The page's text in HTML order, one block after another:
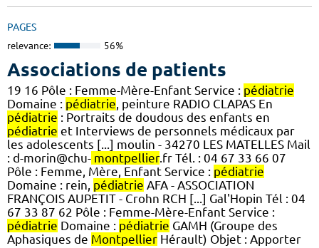
PAGES
relevance: 56%
Associations de patients
19 16 Pôle : Femme-Mère-Enfant Service : pédiatrie
Domaine : pédiatrie , peinture RADIO CLAPAS En
pédiatrie : Portraits de doudous des enfants en
pédiatrie et Interviews de personnels médicaux par
les adolescents [...] moulin - 34270 LES MATELLES Mail
: d-morin@chu- montpellier.fr Tél. : 04 67 33 66 07
Pôle : Femme, Mère, Enfant Service : pédiatrie
Domaine : rein, pédiatrie AFA - ASSOCIATION
FRANÇOIS AUPETIT - Crohn RCH [...] Gal'Hopin Tél : 04
67 33 87 62 Pôle : Femme-Mère-Enfant Service :
pédiatrie Domaine : pédiatrie GAMH (Groupe des
Aphasiques de Montpellier Hérault) Objet : Apporter